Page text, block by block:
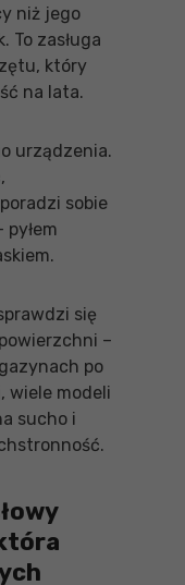
niż jego
To zasługa
który
na lata.
urządzenia.
sobie
się
–
po
wiele modeli
sucho i